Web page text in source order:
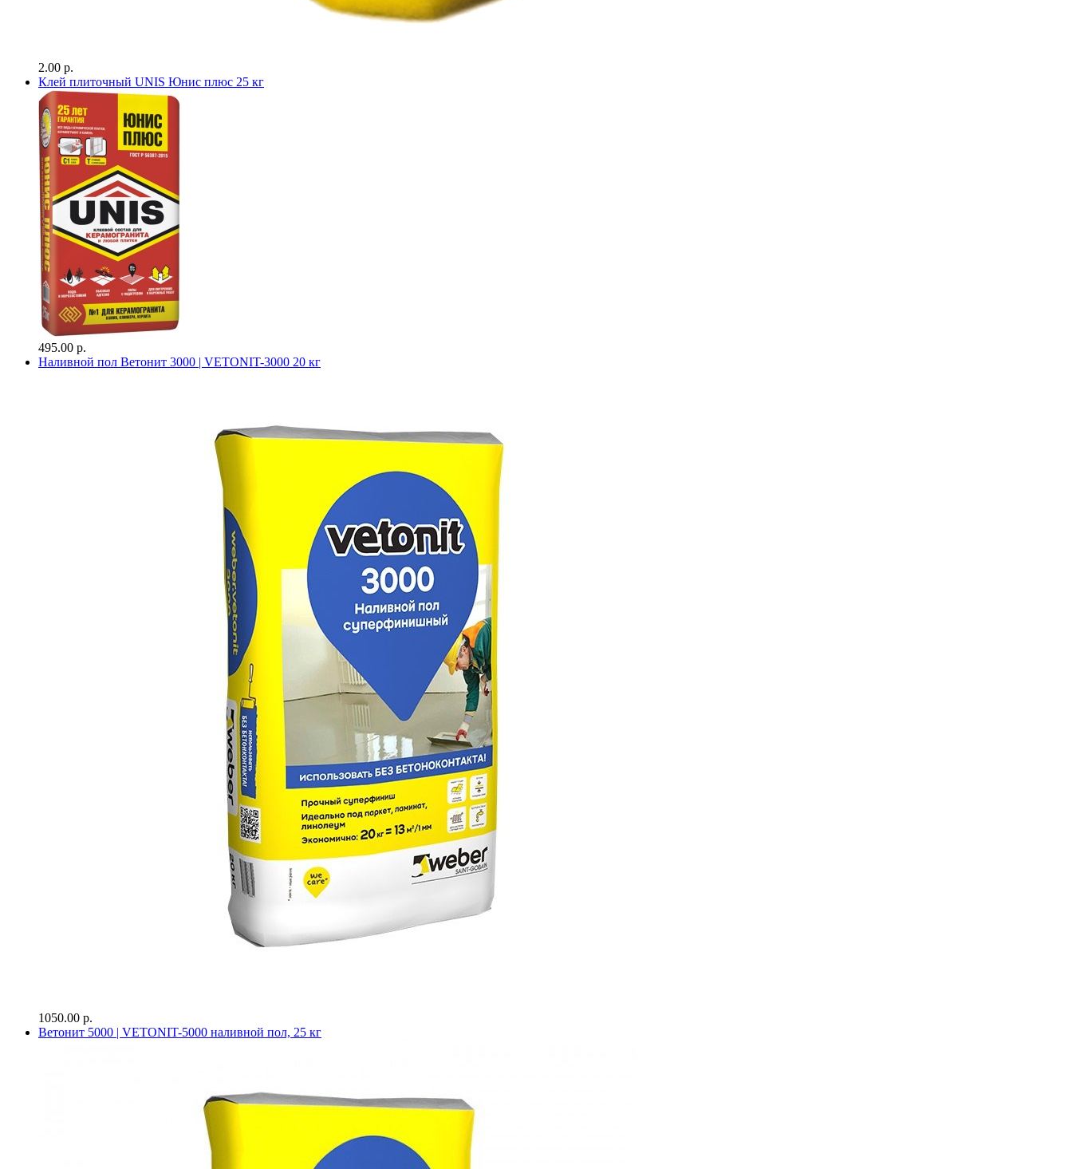
2.00 р.
Клей плиточный UNIS Юнис плюс 25 кг
495.00 р.
Наливной пол Ветонит 3000 | VETONIT-3000 20 кг
1050.00 р.
Ветонит 5000 | VETONIT-5000 наливной пол, 25 кг